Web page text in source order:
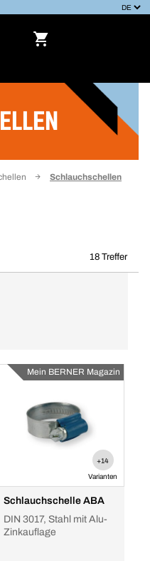
Schlauchschellen
18 Treffer
Mein BERNER Magazin
+14
Varianten
Schlauchschelle ABA
DIN 3017, Stahl mit Alu-
Zinkauflage